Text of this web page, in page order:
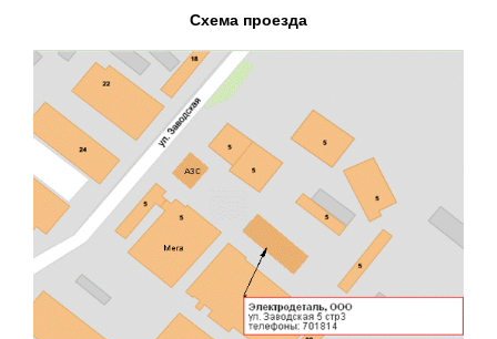
Схема проезда